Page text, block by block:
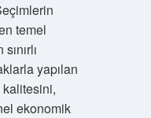
temel
yapılan
ekonomik